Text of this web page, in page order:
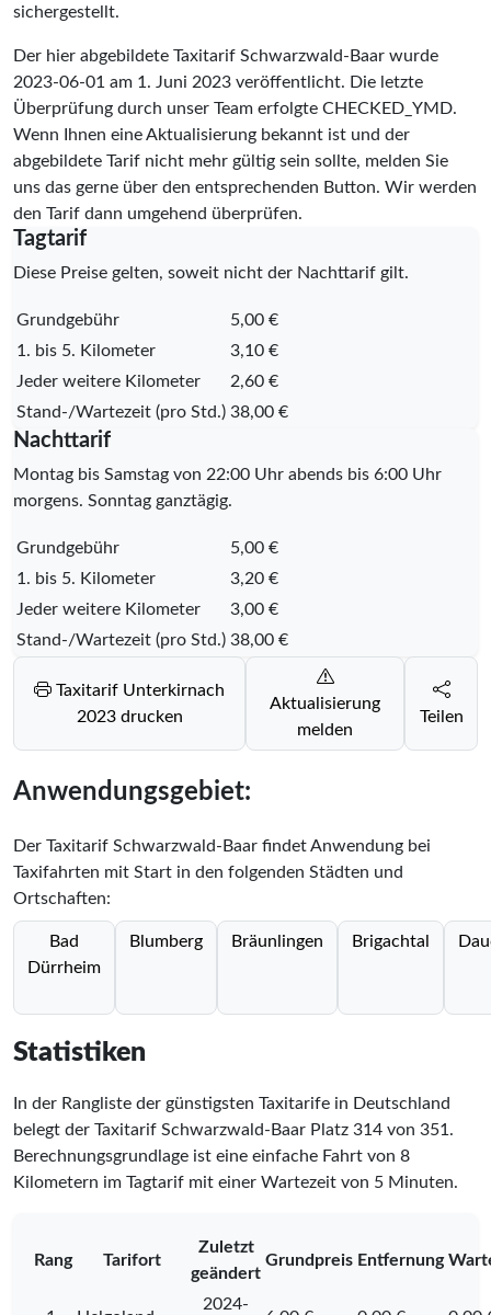
sichergestellt.
Der hier abgebildete Taxitarif Schwarzwald-Baar wurde
2023-06-01 am 1. Juni 2023 veröffentlicht. Die letzte
Überprüfung durch unser Team erfolgte CHECKED_YMD.
Wenn Ihnen eine Aktualisierung bekannt ist und der
abgebildete Tarif nicht mehr gültig sein sollte, melden Sie
uns das gerne über den entsprechenden Button. Wir werden
den Tarif dann umgehend überprüfen.
Tagtarif
Diese Preise gelten, soweit nicht der Nachttarif gilt.
Grundgebühr
5,00 €
1. bis 5. Kilometer
3,10 €
Jeder weitere Kilometer
2,60 €
Stand-/Wartezeit (pro Std.) 38,00 €
Nachttarif
Montag bis Samstag von 22:00 Uhr abends bis 6:00 Uhr
morgens. Sonntag ganztägig.
Grundgebühr
5,00 €
1. bis 5. Kilometer
3,20 €
Jeder weitere Kilometer
3,00 €
Stand-/Wartezeit (pro Std.) 38,00 €
Taxitarif Unterkirnach
2023 drucken
Aktualisierung
melden
Teilen
Anwendungsgebiet:
Der Taxitarif Schwarzwald-Baar findet Anwendung bei
Taxifahrten mit Start in den folgenden Städten und
Ortschaften:
Bad
Dürrheim
Blumberg Bräunlingen Brigachtal
Statistiken
In der Rangliste der günstigsten Taxitarife in Deutschland
belegt der Taxitarif Schwarzwald-Baar Platz 314 von 351.
Berechnungsgrundlage ist eine einfache Fahrt von 8
Kilometern im Tagtarif mit einer Wartezeit von 5 Minuten.
Rang Tarifort
Zuletzt
geändert
Grundpreis Entfernung
2024-